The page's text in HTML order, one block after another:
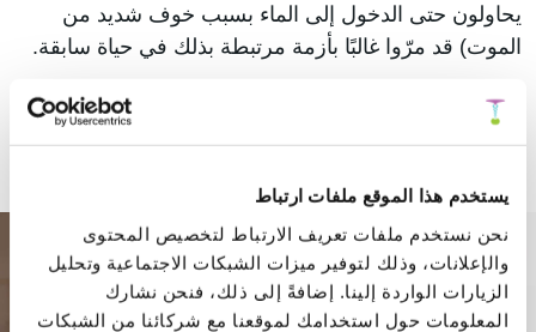
يستخدم هذا الموقع ملفات ارتباط
نحن نستخدم ملفات تعريف الارتباط لتخصيص المحتوى
والإعلانات، وذلك لتوفير ميزات الشبكات الاجتماعية وتحليل
الزيارات الواردة إلينا. إضافةً إلى ذلك، فنحن نشارك
المعلومات حول استخدامك لموقعنا مع شركائنا من الشبكات
يحاولون حتى الدخول إلى الماء بسبب خوف شديد من
الموت) قد مرّوا غالبًا بأزمة مرتبطة بذلك في حياة سابقة.
إقرأ المزيد >>